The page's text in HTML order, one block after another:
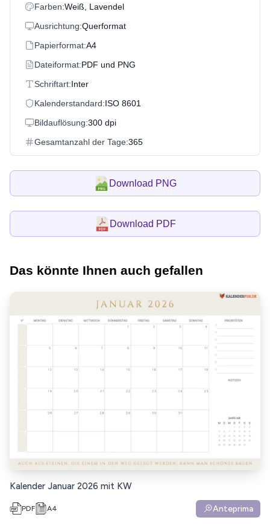
Farben:Weiß, Lavendel
Ausrichtung:Querformat
Papierformat:A4
Dateiformat:PDF und PNG
Schriftart:Inter
Kalenderstandard:ISO 8601
Bildauflösung:300 dpi
Gesamtanzahl der Tage:365
Download PNG
Download PDF
Das könnte Ihnen auch gefallen
Kalender Januar 2026 mit KW
PDF A4 Anteprima